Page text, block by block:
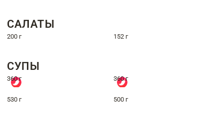
САЛАТЫ
200 г 152 г
СУПЫ
360 г 360 г
530 г 500 г